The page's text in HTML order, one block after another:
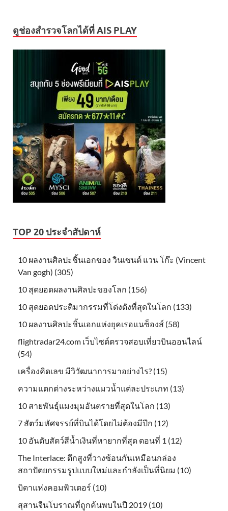
ดูช่องสำรวจโลกได้ที่ AIS PLAY
TOP 20 ประจำสัปดาห์
10 ผลงานศิลปะชิ้นเอกของ วินเซนต์ แวน โก๊ะ (Vincent
Van gogh) (305)
10 สุดยอดผลงานศิลปะของโลก (156)
10 สุดยอดประติมากรรมที่โด่งดังที่สุดในโลก (133)
10 ผลงานศิลปะชิ้นเอกแห่งยุคเรอแนซ็องส์ (58)
flightradar24.com เว็บไซต์ตรวจสอบเที่ยวบินออนไลน์
(54)
เครื่องคิดเลข มีวิวัฒนาการมาอย่างไร? (15)
ความแตกต่างระหว่างแมวน้ำแต่ละประเภท (13)
10 สายพันธุ์แมงมุมอันตรายที่สุดในโลก (13)
7 สัตว์มหัศจรรย์ที่บินได้โดยไม่ต้องมีปีก (12)
10 อันดับสัตว์สีน้ำเงินที่หายากที่สุด ตอนที่ 1 (12)
The Interlace: ตึกสูงที่วางซ้อนกันเหมือนกล่อง
สถาปัตยกรรมรูปแบบใหม่และกำลังเป็นที่นิยม (10)
บิดาแห่งคอมพิวเตอร์ (10)
สุสานจีนโบราณที่ถูกค้นพบในปี 2019 (10)